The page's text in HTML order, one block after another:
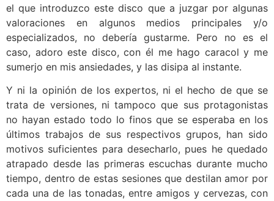
el que introduzco este disco que a juzgar por algunas
valoraciones en algunos medios principales y/o
especializados, no debería gustarme. Pero no es el
caso, adoro este disco, con él me hago caracol y me
sumerjo en mis ansiedades, y las disipa al instante.
Y ni la opinión de los expertos, ni el hecho de que se
trata de versiones, ni tampoco que sus protagonistas
no hayan estado todo lo finos que se esperaba en los
últimos trabajos de sus respectivos grupos, han sido
motivos suficientes para desecharlo, pues he quedado
atrapado desde las primeras escuchas durante mucho
tiempo, dentro de estas sesiones que destilan amor por
cada una de las tonadas, entre amigos y cervezas, con